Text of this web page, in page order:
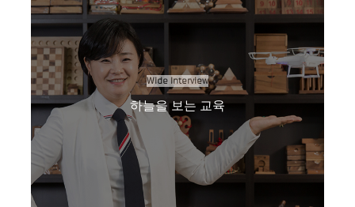
Wide Interview
하늘을 보는 교육